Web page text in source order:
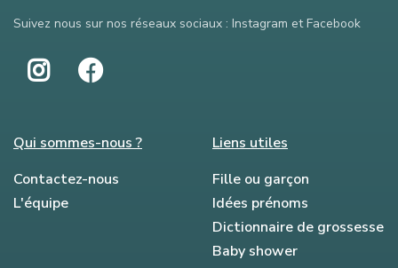
Suivez nous sur nos réseaux sociaux : Instagram et Facebook
Qui sommes-nous ?
Contactez-nous
L'équipe
Liens utiles
Fille ou garçon
Idées prénoms
Dictionnaire de grossesse
Baby shower